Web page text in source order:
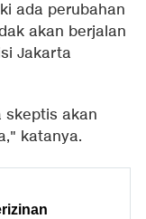
ada perubahan
akan berjalan
Jakarta
skeptis akan
katanya.